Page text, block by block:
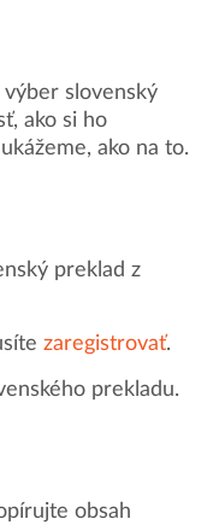
slovenský
ako si ho
ako na to.
preklad z
zaregistrovať.
prekladu.
obsah